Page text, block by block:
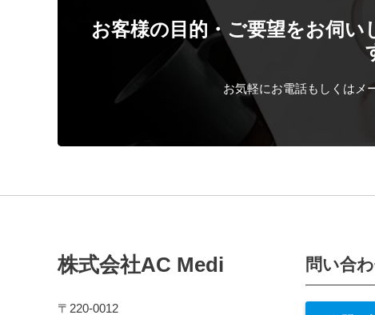
お客様の目的・ご要望をお伺い
お気軽にお電話もしくはメ
株式会社AC Medi
〒220-0012
問い合